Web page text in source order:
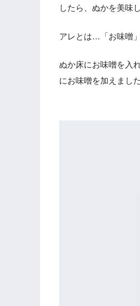
したら、ぬかを美味
アレとは…「お味噌」
ぬか床にお味噌を入
にお味噌を加えまし